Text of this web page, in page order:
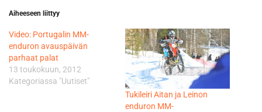
Aiheeseen liittyy
Video: Portugalin MM-
enduron avauspäivän
parhaat palat
13 toukokuun, 2012
Kategoriassa "Uutiset"
Tukileiri Aitan ja Leinon
enduron MM-